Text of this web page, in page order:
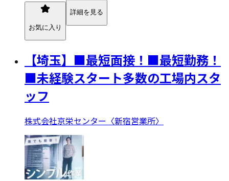
お気に入り
詳細を見る
【埼玉】■最短面接！■最短勤務！
■未経験スタート多数の工場内スタ
ッフ
株式会社京栄センター〈新宿営業所〉